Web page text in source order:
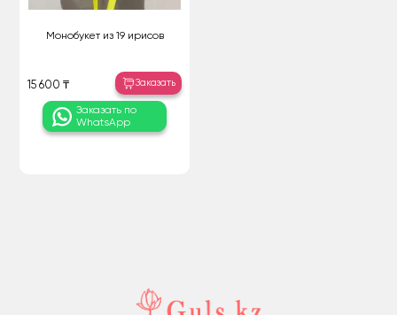
Монобукет из 19 ирисов
15 600 ₸ Заказать
Заказать по
WhatsApp